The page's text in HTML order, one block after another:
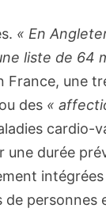
« En
liste de 64
France, une
des «
cardio-
durée
intégrées
de